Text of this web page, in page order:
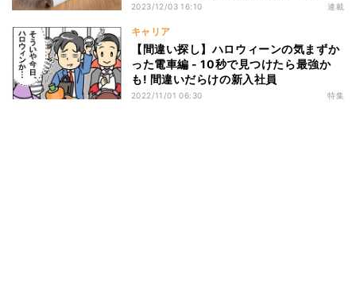
2023/12/03 16:10 連載
キャリア
【間違い探し】ハロウィーンの気まずか
った電車編 - 10秒で見つけたら最強か
も! 間違いだらけの新入社員
2022/11/01 06:30 特集